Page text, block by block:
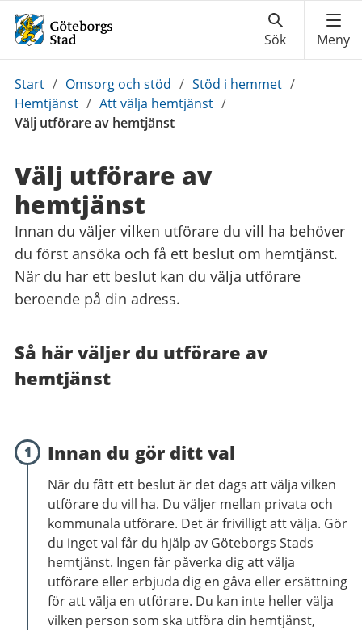
Du
är
här:
Start / Omsorg och stöd / Stöd i hemmet /
Hemtjänst / Att välja hemtjänst /
Välj utförare av hemtjänst
Välj utförare av
hemtjänst
Innan du väljer vilken utförare du vill ha behöver
du först ansöka och få ett beslut om hemtjänst.
När du har ett beslut kan du välja utförare
beroende på din adress.
Så här väljer du utförare av
hemtjänst
1 Innan du gör ditt val
När du fått ett beslut är det dags att välja vilken
utförare du vill ha. Du väljer mellan privata och
kommunala utförare. Det är frivilligt att välja. Gör
du inget val får du hjälp av Göteborgs Stads
hemtjänst. Ingen får påverka dig att välja
utförare eller erbjuda dig en gåva eller ersättning
för att välja en utförare. Du kan inte heller välja
vilken person som ska utföra din hemtjänst,